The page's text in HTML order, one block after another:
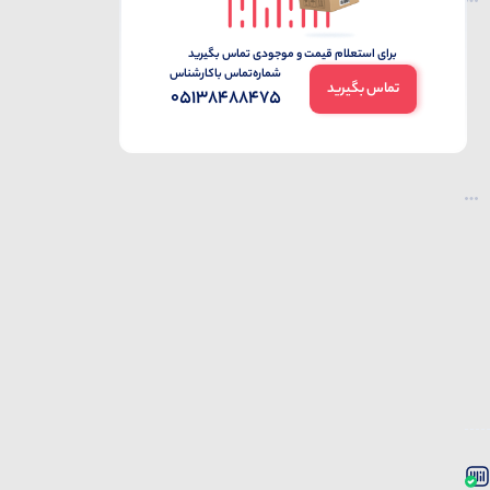
برای استعلام قیمت و موجودی تماس بگیرید
تماس بگیرید
شماره‌تماس‌ با‌کارشناس
05138488475